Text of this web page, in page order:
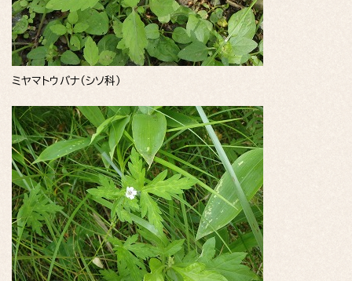
ミヤマトウバナ（シソ科）